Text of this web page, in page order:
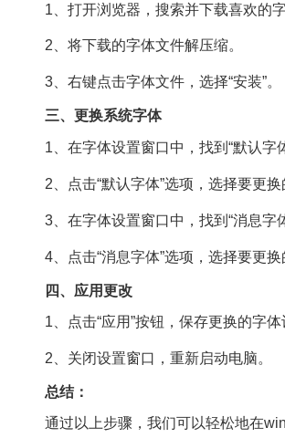
1、打开浏览器，搜索并下载喜欢的字
2、将下载的字体文件解压缩。
3、右键点击字体文件，选择“安装”。
三、更换系统字体
1、在字体设置窗口中，找到“默认字
2、点击“默认字体”选项，选择要更换
3、在字体设置窗口中，找到“消息字
4、点击“消息字体”选项，选择要更换
四、应用更改
1、点击“应用”按钮，保存更换的字体
2、关闭设置窗口，重新启动电脑。
总结：
通过以上步骤，我们可以轻松地在